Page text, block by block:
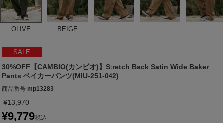
OLIVE BEIGE
SALE
30%OFF【CAMBIO(カンビオ)】Stretch Back Satin Wide Baker
Pants ベイカーパンツ(MIU-251-042)
商品番号 mp13283
¥13,970
¥9,779税込